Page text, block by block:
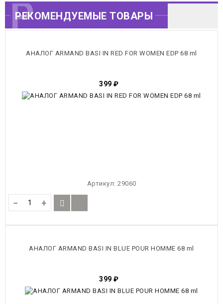
РЕКОМЕНДУЕМЫЕ
ТОВАРЫ
РЕКОМЕНДУЕМЫЕ ТОВАРЫ
АНАЛОГ ARMAND BASI IN RED FOR WOMEN EDP 68 ml
399 ₽
Артикул: 29060
− +
АНАЛОГ ARMAND BASI IN BLUE POUR HOMME 68 ml
399 ₽